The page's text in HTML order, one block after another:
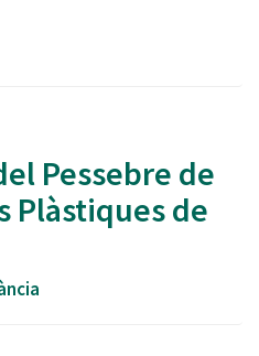
Pessebre de
Plàstiques de